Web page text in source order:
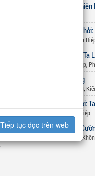
Võng Du Chi
Tiên
Phản Phái: Mẹ Ta
Sắc Hiệp
Cẩm Y Vô Song
Lịch Sử - Quân Sự,
9
Kiếm Hiệp
10
Xuyên
Tiếp tục đọc trên web